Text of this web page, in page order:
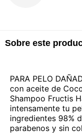
Sobre este
PARA PELO
con aceite de
Shampoo Fructis
intensamente tu
ingredientes 98%
parabenos y sin